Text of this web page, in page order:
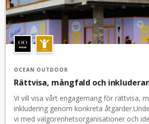
OCEAN OUTDOOR
Rättvisa, mångfald och
Vi vill visa vårt engagemang för rättvisa,
inkludering genom konkreta
vi med välgörenhetsorganisationer och